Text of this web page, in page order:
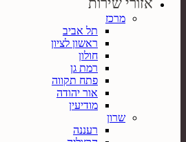
אזורי שירות
מרכז
תל אביב
ראשון לציון
חולון
רמת גן
פתח תקווה
אור יהודה
מודיעין
שרון
רעננה